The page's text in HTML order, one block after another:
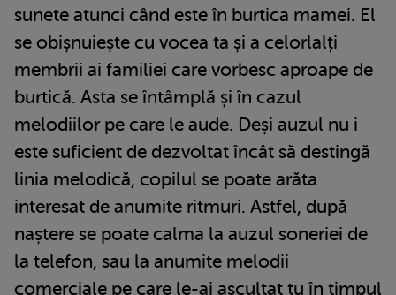
sunete atunci când este în burtica mamei. El
se obișnuiește cu vocea ta și a celorlalți
membrii ai familiei care vorbesc aproape de
burtică. Asta se întâmplă și în cazul
melodiilor pe care le aude. Deși auzul nu i
este suficient de dezvoltat încât să destingă
linia melodică, copilul se poate arăta
interesat de anumite ritmuri. Astfel, după
naștere se poate calma la auzul soneriei de
la telefon, sau la anumite melodii
comerciale pe care le-ai ascultat tu în timpul